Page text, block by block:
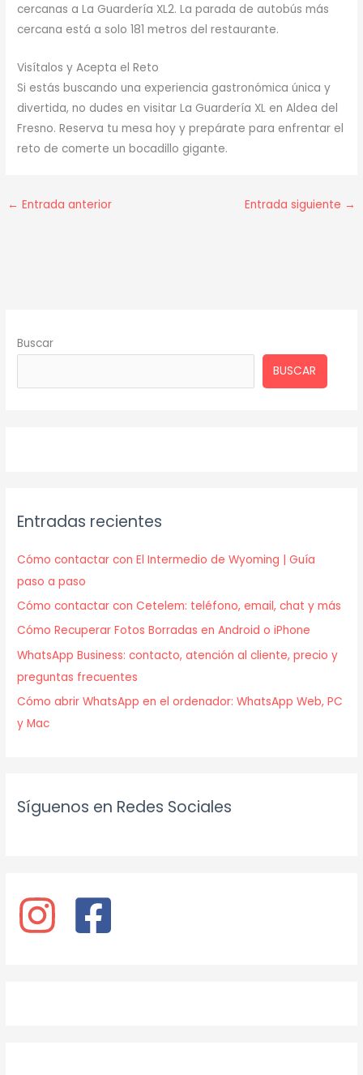
cercanas a La Guardería XL2. La parada de autobús más
cercana está a solo 181 metros del restaurante.
Visítalos y Acepta el Reto
Si estás buscando una experiencia gastronómica única y
divertida, no dudes en visitar La Guardería XL en Aldea del
Fresno. Reserva tu mesa hoy y prepárate para enfrentar el
reto de comerte un bocadillo gigante.
← Entrada anterior Entrada siguiente →
Buscar
BUSCAR
Entradas recientes
Cómo contactar con El Intermedio de Wyoming | Guía
paso a paso
Cómo contactar con Cetelem: teléfono, email, chat y más
Cómo Recuperar Fotos Borradas en Android o iPhone
WhatsApp Business: contacto, atención al cliente, precio y
preguntas frecuentes
Cómo abrir WhatsApp en el ordenador: WhatsApp Web, PC
y Mac
Síguenos en Redes Sociales